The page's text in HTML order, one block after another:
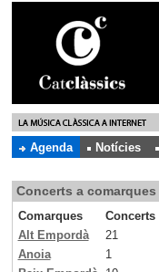
Agenda
Notícies
Concerts a comarques
Comarques
Concerts
Alt Empordà
21
Anoia
1